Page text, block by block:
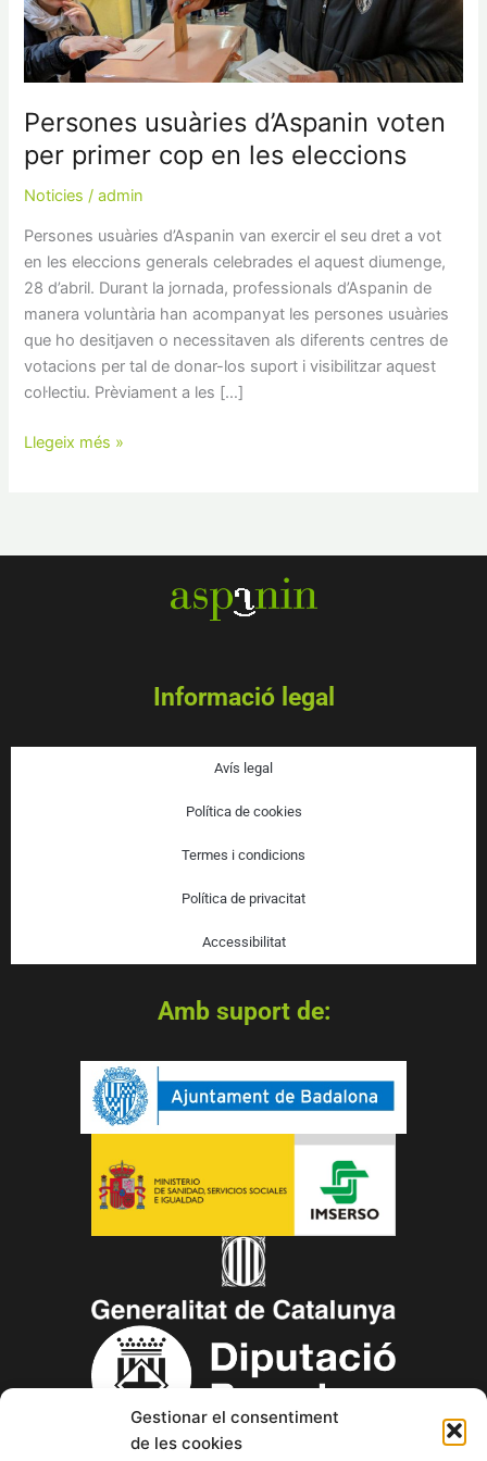
Gestionar el consentiment
de les cookies
Persones usuàries d’Aspanin voten
per primer cop en les eleccions
Noticies /admin
Persones usuàries d’Aspanin van exercir el seu dret a vot
en les eleccions generals celebrades el aquest diumenge,
28 d’abril. Durant la jornada, professionals d’Aspanin de
manera voluntària han acompanyat les persones usuàries
que ho desitjaven o necessitaven als diferents centres de
votacions per tal de donar-los suport i visibilitzar aquest
col·lectiu. Prèviament a les […]
primer
cop
en
les
eleccions
Llegeix més »
Informació legal
Avís legal
Política de cookies
Termes i condicions
Política de privacitat
Accessibilitat
Amb suport de: